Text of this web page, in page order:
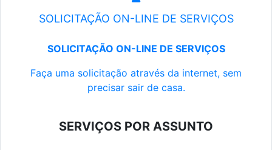
SOLICITAÇÃO ON-LINE DE SERVIÇOS
SOLICITAÇÃO ON-LINE DE SERVIÇOS
Faça uma solicitação através da internet, sem
precisar sair de casa.
SERVIÇOS POR ASSUNTO